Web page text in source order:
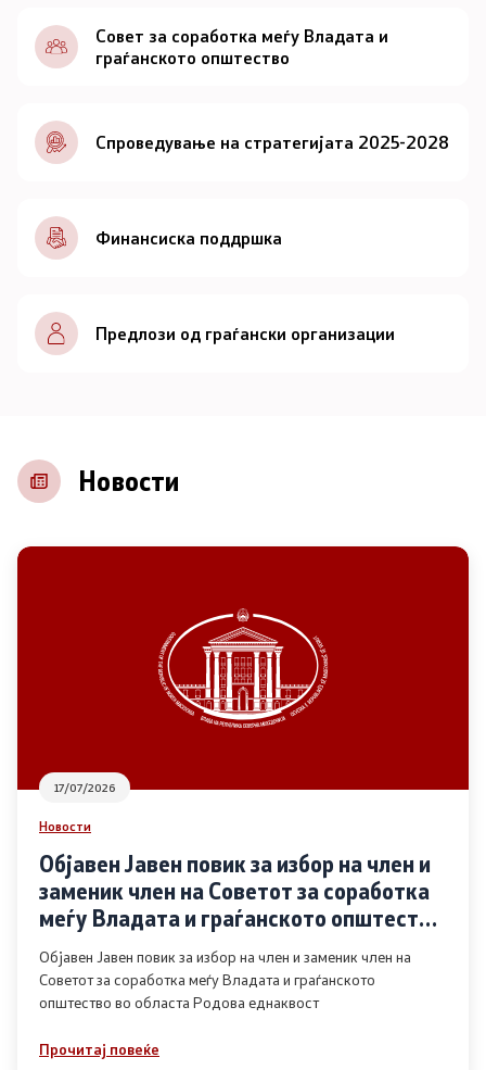
Документи
Совет
За советот
Документи
Записници и дневни редови од седниците на
Советот
Контакт
Основање на здружение
Дијалог меѓу Владата и граѓанскиот сектор
Отворени денови за иницијативи на граѓанските
организации
Финансиска поддршка
Совет за соработка меѓу Владата и
граѓанското општество
Спроведување на стратегијата 2025-2028
Финансиска поддршка
Предлози од граѓански организации
Новости
17/07/2026
Новости
Објавен Јавен повик за избор на член и
заменик член на Советот за соработка
меѓу Владата и граѓанското општество
во областа Родова еднаквост
Објавен Јавен повик за избор на член и заменик член на
Советот за соработка меѓу Владата и граѓанското
општество во областа Родова еднаквост
Прочитај повеќе